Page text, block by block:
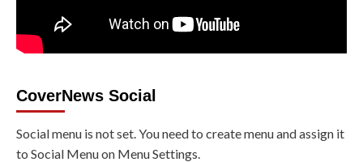
CoverNews Social
Social menu is not set. You need to create menu and assign it
to Social Menu on Menu Settings.